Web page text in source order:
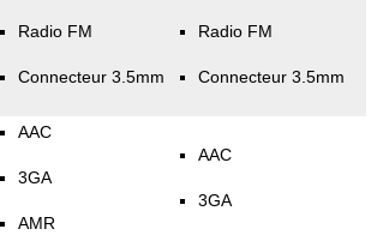
Radio FM
Connecteur 3.5mm
Radio FM
Connecteur 3.5mm
AAC
3GA
AMR
AAC
3GA